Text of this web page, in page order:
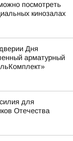
посмотреть
кинозалах
Дня
арматурный
для
Отечества